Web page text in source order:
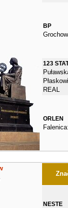
BP
123
REAL
ORLEN
NESTE